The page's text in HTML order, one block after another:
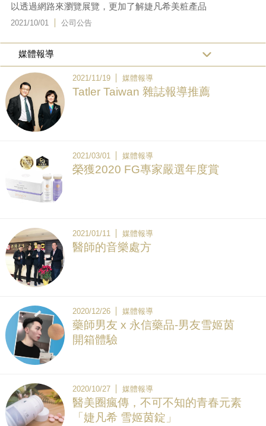
以透過網路來瀏覽展覽，更加了解婕凡希美粧產品
2021/10/01 公司公告
2021/11/19 媒體報導
Tatler Taiwan 雜誌報導推薦
2021/03/01 媒體報導
榮獲2020 FG專家嚴選年度賞
2021/01/11 媒體報導
醫師的音樂處方
2020/12/26 媒體報導
藥師男友 x 永信藥品-男友雪姬茵
開箱體驗
2020/10/27 媒體報導
醫美圈瘋傳，不可不知的青春元素
「婕凡希 雪姬茵錠」